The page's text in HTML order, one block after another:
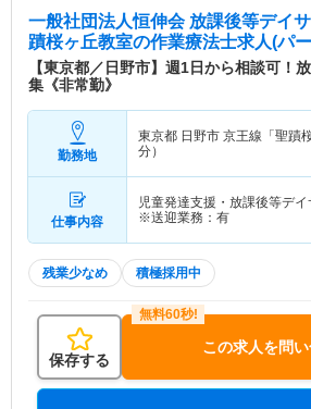
一般社団法人恒伸会 放課後等デイ
蹟桜ヶ丘教室の作業療法士求人(パ
【東京都／日野市】週1日から相談可！
集《非常勤》
勤務地
東京都 日野市 京王線「聖蹟
分）
仕事内容
児童発達支援・放課後等デ
※送迎業務：有
残業少なめ 積極採用中
保存する
この求人を問